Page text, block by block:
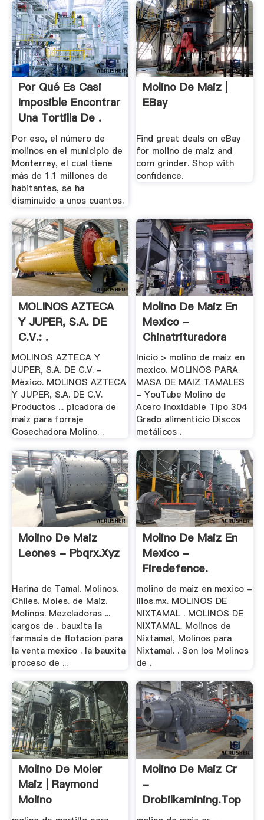
Por Qué Es Casi
Imposible Encontrar
Una Tortilla De .
Por eso, el número de
molinos en el municipio de
Monterrey, el cual tiene
más de 1.1 millones de
habitantes, se ha
disminuido a unos cuantos.
Molino De Maiz |
EBay
Find great deals on eBay
for molino de maiz and
corn grinder. Shop with
confidence.
MOLINOS AZTECA
Y JUPER, S.A. DE
C.V.: .
MOLINOS AZTECA Y
JUPER, S.A. DE C.V. -
México. MOLINOS AZTECA
Y JUPER, S.A. DE C.V.
Productos ... picadora de
maiz para forraje
Cosechadora Molino. .
Molino De Maiz En
Mexico -
Chinatrituradora
Inicio > molino de maiz en
mexico. MOLINOS PARA
MASA DE MAIZ TAMALES
- YouTube Molino de
Acero Inoxidable Tipo 304
Grado alimenticio Discos
metálicos .
Molino De Maiz
Leones - Pbqrx.xyz
Harina de Tamal. Molinos.
Chiles. Moles. de Maiz.
Molinos. Mezcladoras ...
cargos de . bauxita la
farmacia de flotacion para
la venta mexico . la bauxita
proceso de ...
Molino De Maiz En
Mexico -
Firedefence.
molino de maiz en mexico -
ilios.mx. MOLINOS DE
NIXTAMAL . MOLINOS DE
NIXTAMAL. Molinos de
Nixtamal, Molinos para
Nixtamal. . Son los Molinos
de .
Molino De Moler
Maiz | Raymond
Molino
Molino De Maiz Cr
-
Drobilkamining.top